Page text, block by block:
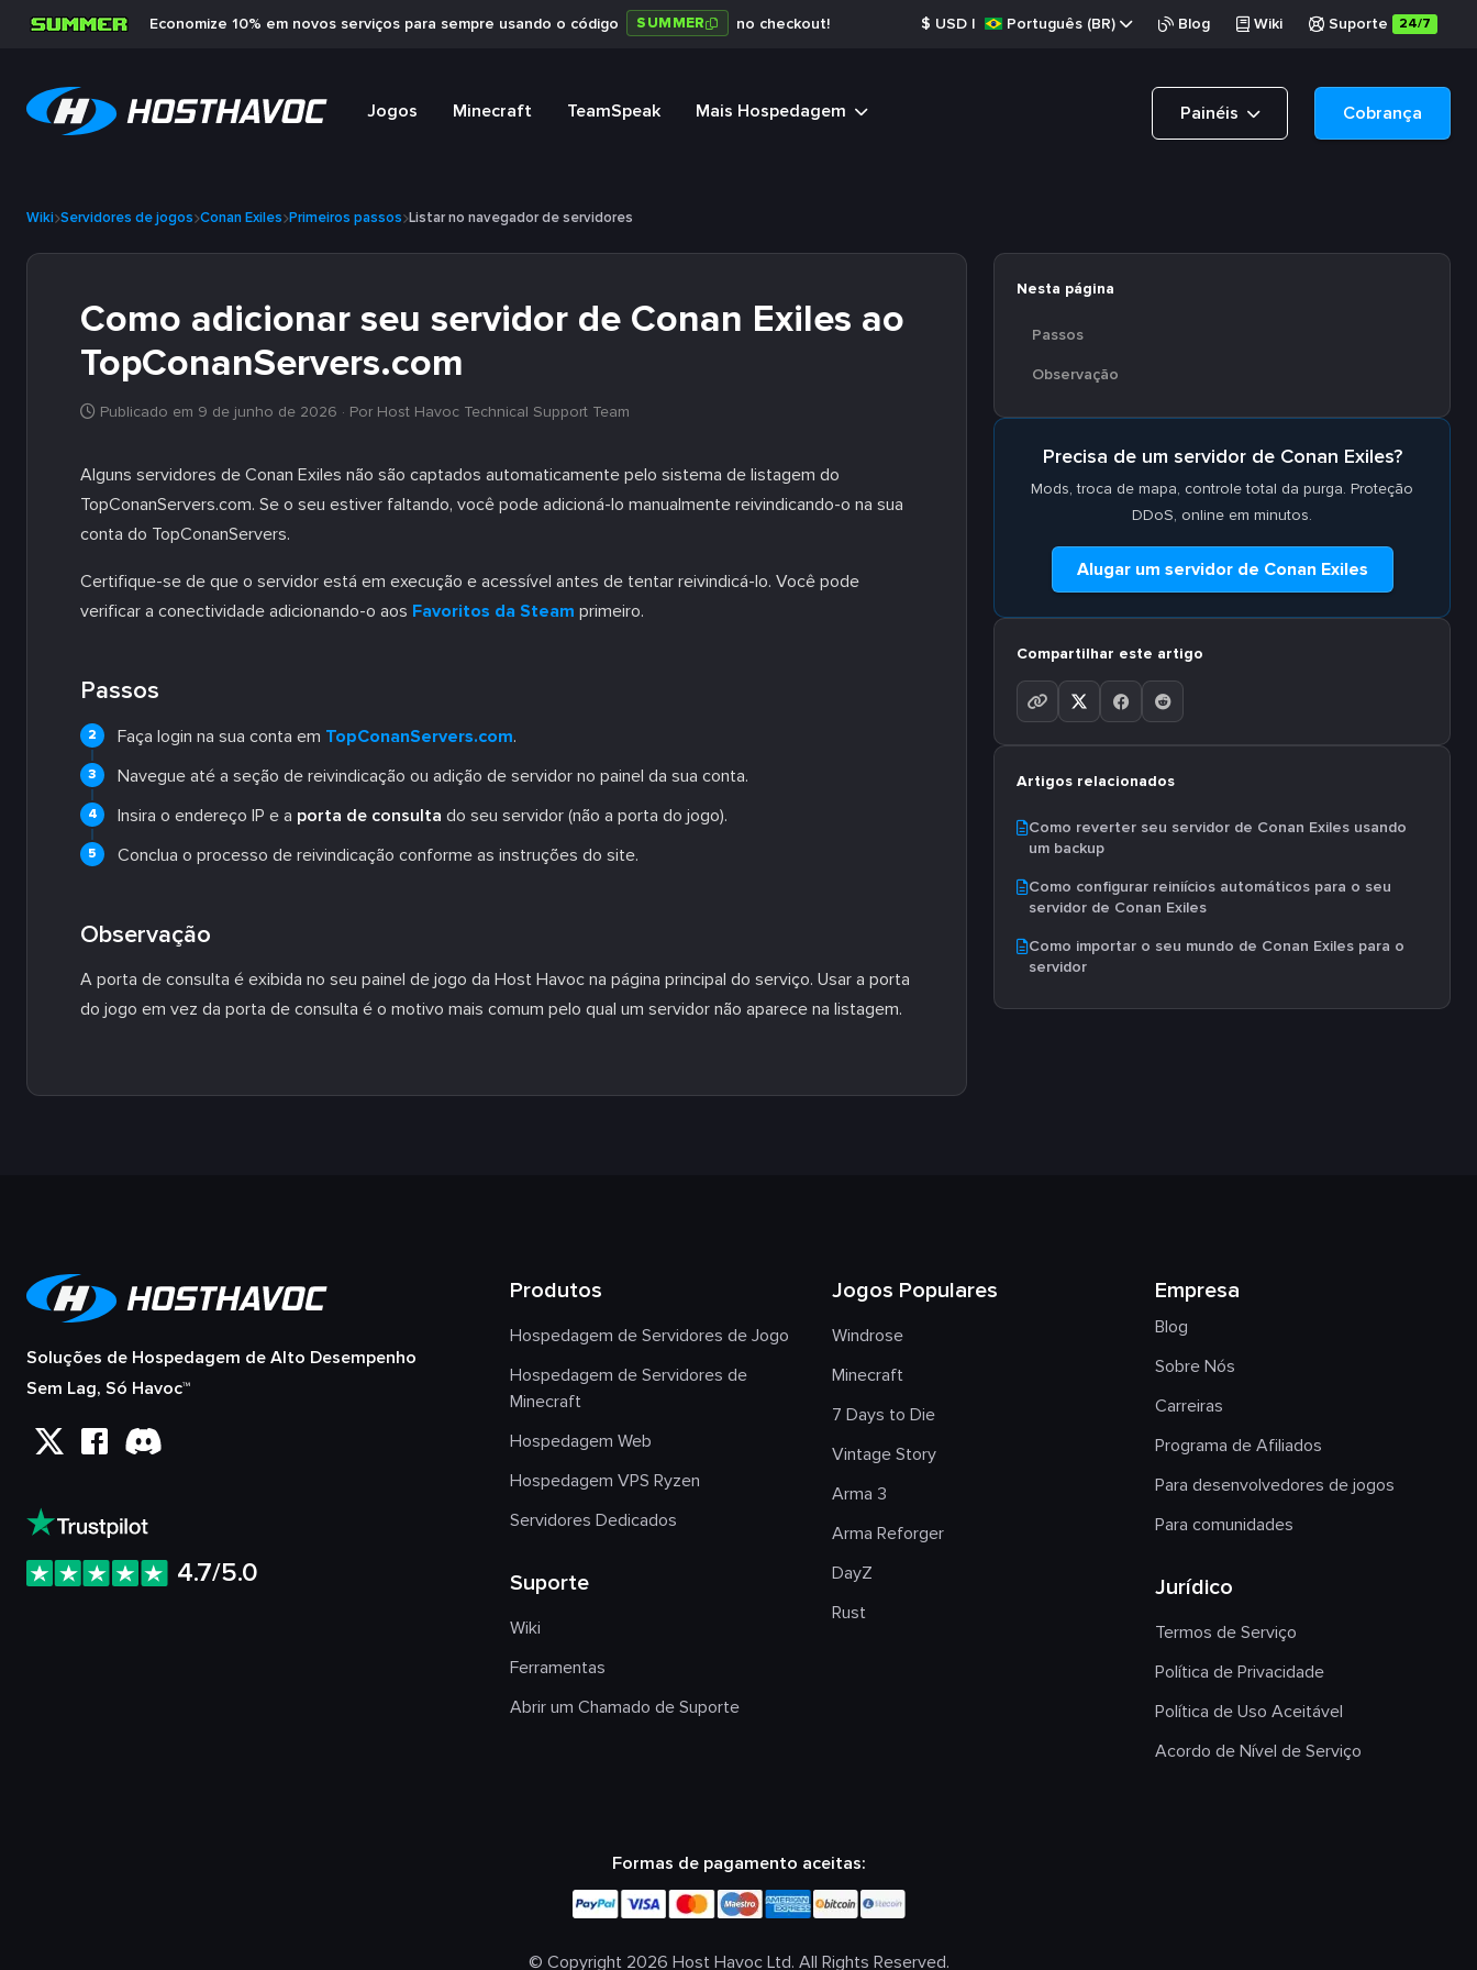
Economize 10% em novos serviços para sempre usando o código SUMMER no checkout! $ USD | Português (BR) Blog Wiki Suporte 24/7
Jogos Minecraft TeamSpeak Mais Hospedagem Painéis Cobrança
Wiki Servidores de jogos Conan Exiles Primeiros passos Listar no navegador de servidores
Como adicionar seu servidor de Conan Exiles ao
TopConanServers.com
Publicado em 9 de junho de 2026 · Por Host Havoc Technical Support Team
Alguns servidores de Conan Exiles não são captados automaticamente pelo sistema de listagem do
TopConanServers.com. Se o seu estiver faltando, você pode adicioná-lo manualmente reivindicando-o na sua
conta do TopConanServers.
Certifique-se de que o servidor está em execução e acessível antes de tentar reivindicá-lo. Você pode
verificar a conectividade adicionando-o aos Favoritos da Steam primeiro.
Passos
Faça login na sua conta em TopConanServers.com.
Navegue até a seção de reivindicação ou adição de servidor no painel da sua conta.
Insira o endereço IP e a porta de consulta do seu servidor (não a porta do jogo).
Conclua o processo de reivindicação conforme as instruções do site.
Observação
A porta de consulta é exibida no seu painel de jogo da Host Havoc na página principal do serviço. Usar a porta
do jogo em vez da porta de consulta é o motivo mais comum pelo qual um servidor não aparece na listagem.
Nesta página
Passos
Observação
Precisa de um servidor de Conan Exiles?
Mods, troca de mapa, controle total da purga. Proteção
DDoS, online em minutos.
Alugar um servidor de Conan Exiles
Compartilhar este artigo
Artigos relacionados
Como reverter seu servidor de Conan Exiles usando
um backup
Como configurar reiniícios automáticos para o seu
servidor de Conan Exiles
Como importar o seu mundo de Conan Exiles para o
servidor
Soluções de Hospedagem de Alto Desempenho
Sem Lag, Só Havoc™
4.7/5.0
Produtos
Hospedagem de Servidores de Jogo
Hospedagem de Servidores de
Minecraft
Hospedagem Web
Hospedagem VPS Ryzen
Servidores Dedicados
Suporte
Wiki
Ferramentas
Abrir um Chamado de Suporte
Jogos Populares
Windrose
Minecraft
7 Days to Die
Vintage Story
Arma 3
Arma Reforger
DayZ
Rust
Empresa
Blog
Sobre Nós
Carreiras
Programa de Afiliados
Para desenvolvedores de jogos
Para comunidades
Jurídico
Termos de Serviço
Política de Privacidade
Política de Uso Aceitável
Acordo de Nível de Serviço
Formas de pagamento aceitas:
© Copyright 2026 Host Havoc Ltd. All Rights Reserved.